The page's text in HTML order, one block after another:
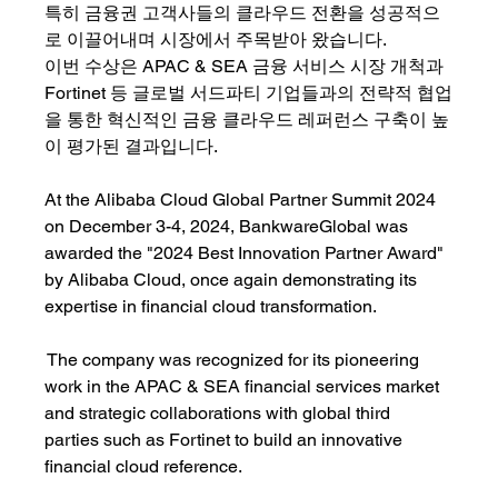
특히 금융권 고객사들의 클라우드 전환을 성공적으
로 이끌어내며 시장에서 주목받아 왔습니다.
이번 수상은 APAC & SEA 금융 서비스 시장 개척과
Fortinet 등 글로벌 서드파티 기업들과의 전략적 협업
을 통한 혁신적인 금융 클라우드 레퍼런스 구축이 높
이 평가된 결과입니다.
At the Alibaba Cloud Global Partner Summit 2024
on December 3-4, 2024, BankwareGlobal was
awarded the "2024 Best Innovation Partner Award"
by Alibaba Cloud, once again demonstrating its
expertise in financial cloud transformation.
The company was recognized for its pioneering
work in the APAC & SEA financial services market
and strategic collaborations with global third
parties such as Fortinet to build an innovative
financial cloud reference.